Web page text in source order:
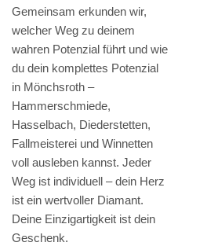
Gemeinsam erkunden wir,
welcher Weg zu deinem
wahren Potenzial führt und wie
du dein komplettes Potenzial
in Mönchsroth –
Hammerschmiede,
Hasselbach, Diederstetten,
Fallmeisterei und Winnetten
voll ausleben kannst. Jeder
Weg ist individuell – dein Herz
ist ein wertvoller Diamant.
Deine Einzigartigkeit ist dein
Geschenk.